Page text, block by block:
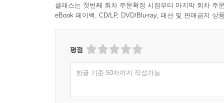
클래스는 첫번째 회차 주문확정 시점부터 마지막 회차 주
eBook 페이백, CD/LP, DVD/Blu-ray, 패션 및 판매금지 상
평점
한글 기준 50자까지 작성가능